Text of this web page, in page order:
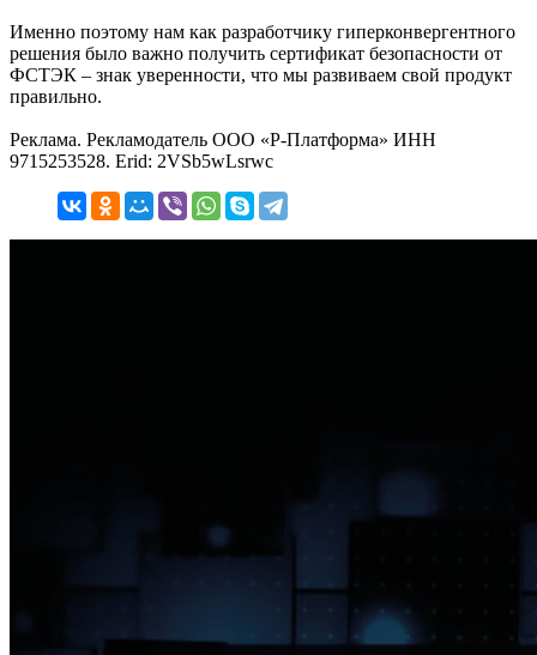
Именно поэтому нам как разработчику гиперконвергентного
решения было важно получить сертификат безопасности от
ФСТЭК – знак уверенности, что мы развиваем свой продукт
правильно.
Реклама. Рекламодатель ООО «Р-Платформа» ИНН
9715253528. Erid: 2VSb5wLsrwc